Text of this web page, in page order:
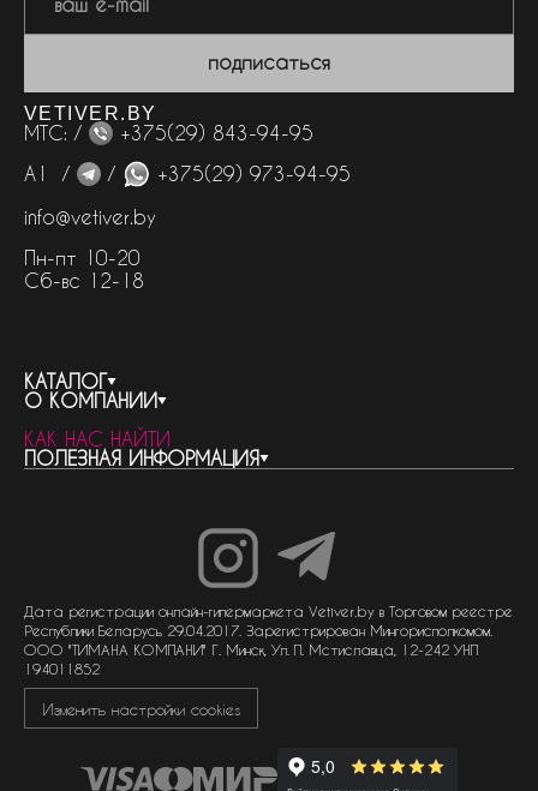
подписаться
VETIVER.BY
МТС: /
+375(29) 843-94-95
А1 /
/
+375(29) 973-94-95
info@vetiver.by
Пн-пт 10-20
Сб-вс 12-18
КАТАЛОГ
весь каталог
бренды
женская парфюмерия
мужская парфюмерия
унисекс парфюмерия
О КОМПАНИИ
контакты
о компании
доставка и оплата
КАК НАС НАЙТИ
ПОЛЕЗНАЯ ИНФОРМАЦИЯ
как совершить покупку
политика обработки персональных данных
политика обработки файлов cookie
Дата регистрации онлайн-гипермаркета Vetiver.by в Торговом реестре
Республики Беларусь 29.04.2017. Зарегистрирован Мингорисполкомом.
ООО "ТИМАНА КОМПАНИ" Г. Минск, Ул. П. Мстиславца, 12-242 УНП
194011852
Изменить настройки cookies